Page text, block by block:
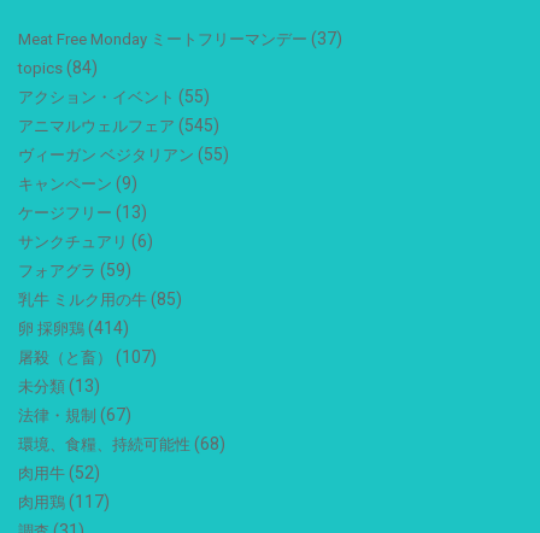
Meat Free Monday ミートフリーマンデー (37)
topics (84)
アクション・イベント (55)
アニマルウェルフェア (545)
ヴィーガン ベジタリアン (55)
キャンペーン (9)
ケージフリー (13)
サンクチュアリ (6)
フォアグラ (59)
乳牛 ミルク用の牛 (85)
卵 採卵鶏 (414)
屠殺（と畜） (107)
未分類 (13)
法律・規制 (67)
環境、食糧、持続可能性 (68)
肉用牛 (52)
肉用鶏 (117)